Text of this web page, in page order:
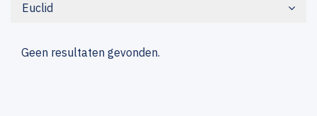
Euclid
Geen resultaten gevonden.